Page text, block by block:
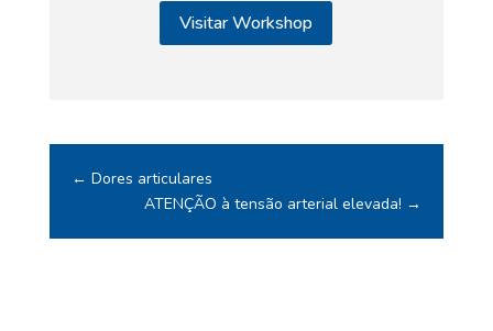
Visitar Workshop
← Dores articulares
ATENÇÃO à tensão arterial elevada! →